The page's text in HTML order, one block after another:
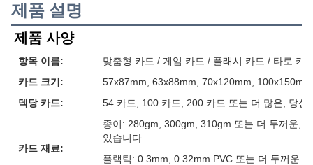
제품 설명
제품 사양
항목 이름:
맞춤형 카드 / 게임 카드 / 플래시 카드 / 타로 카
카드 크기:
57x87mm, 63x88mm, 70x120mm,
덱당 카드:
54 카드, 100 카드, 200 카드 또는 더 많은, 당신
카드 재료:
종이: 280gm, 300gm, 310gm 또는 더 두꺼운,
있습니다
플랙틱: 0.3mm, 0.32mm PVC 또는 더 두꺼운